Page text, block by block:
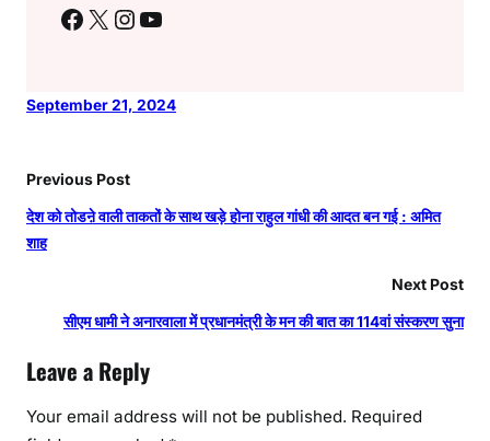
Facebook X Instagram YouTube
September 21, 2024
Previous Post
देश को तोडऩे वाली ताकतों के साथ खड़े होना राहुल गांधी की आदत बन गई : अमित
शाह
Next Post
सीएम धामी ने अनारवाला में प्रधानमंत्री के मन की बात का 114वां संस्करण सुना
Leave a Reply
Your email address will not be published. Required